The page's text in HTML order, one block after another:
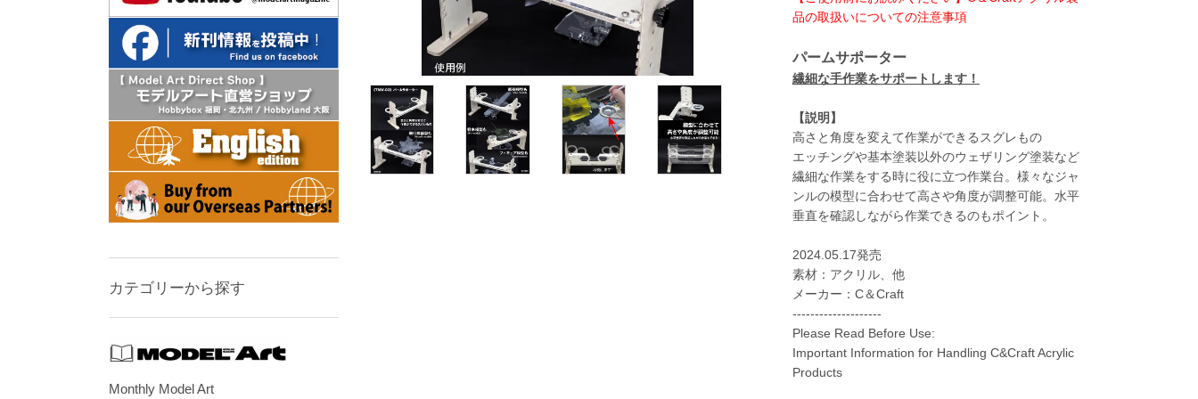
品の取扱いについての注意事項
パームサポーター
繊細な手作業をサポートします！
【説明】
高さと角度を変えて作業ができるスグレもの
エッチングや基本塗装以外のウェザリング塗装など
繊細な作業をする時に役に立つ作業台。様々なジャ
ンルの模型に合わせて高さや角度が調整可能。水平
垂直を確認しながら作業できるのもポイント。
2024.05.17発売
素材：アクリル、他
メーカー：C＆Craft
--------------------
Please Read Before Use:
Important Information for Handling C&Craft Acrylic
Products
カテゴリーから探す
Monthly Model Art